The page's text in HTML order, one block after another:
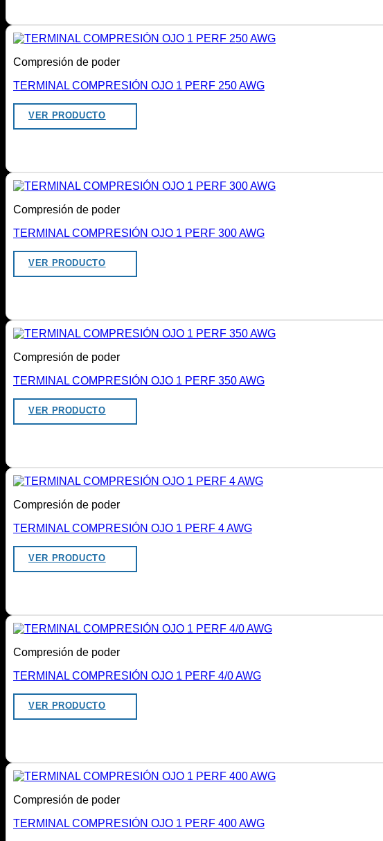
Compresión de poder
TERMINAL COMPRESIÓN OJO 1 PERF 250 AWG
VER PRODUCTO
Compresión de poder
TERMINAL COMPRESIÓN OJO 1 PERF 300 AWG
VER PRODUCTO
Compresión de poder
TERMINAL COMPRESIÓN OJO 1 PERF 350 AWG
VER PRODUCTO
Compresión de poder
TERMINAL COMPRESIÓN OJO 1 PERF 4 AWG
VER PRODUCTO
Compresión de poder
TERMINAL COMPRESIÓN OJO 1 PERF 4/0 AWG
VER PRODUCTO
Compresión de poder
TERMINAL COMPRESIÓN OJO 1 PERF 400 AWG